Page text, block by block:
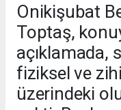
Onikişubat
Toptaş,
açıklamada,
fiziksel ve
üzerindeki